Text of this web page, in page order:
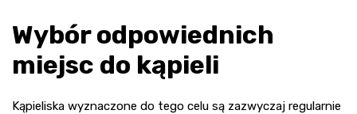
Wybór odpowiednich
miejsc do kąpieli
Kąpieliska wyznaczone do tego celu są zazwyczaj regularnie